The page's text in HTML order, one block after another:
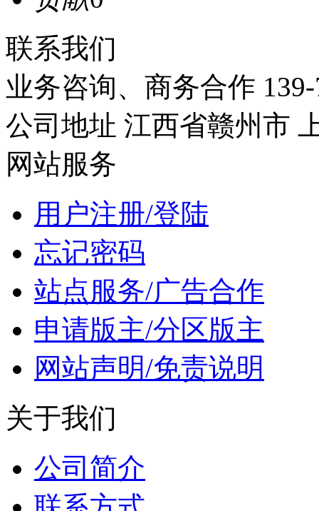
联系我们
业务咨询、商务合作
公司地址 江西省赣州市
网站服务
用户注册/登陆
忘记密码
站点服务/广告合作
申请版主/分区版主
网站声明/免责说明
关于我们
公司简介